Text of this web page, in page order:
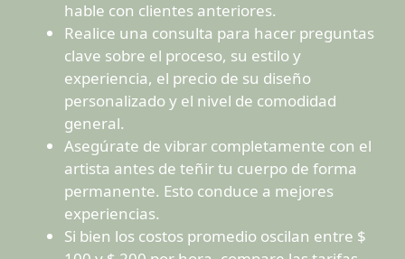
hable con clientes anteriores.
Realice una consulta para hacer preguntas
clave sobre el proceso, su estilo y
experiencia, el precio de su diseño
personalizado y el nivel de comodidad
general.
Asegúrate de vibrar completamente con el
artista antes de teñir tu cuerpo de forma
permanente. Esto conduce a mejores
experiencias.
Si bien los costos promedio oscilan entre $